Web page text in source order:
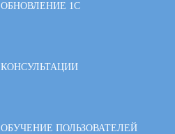
ОБНОВЛЕНИЕ 1С
КОНСУЛЬТАЦИИ
ОБУЧЕНИЕ ПОЛЬЗОВАТЕЛЕЙ